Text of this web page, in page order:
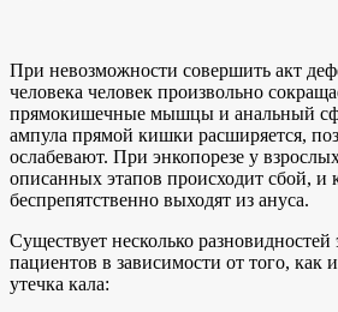
При невозможности совершить акт
человека человек произвольно
прямокишечные мышцы и анальный
ампула прямой кишки расширяется,
ослабевают. При энкопорезе у
описанных этапов происходит сбой, и
беспрепятственно выходят из ануса.
Существует несколько разновидностей
пациентов в зависимости от того, как
утечка кала: